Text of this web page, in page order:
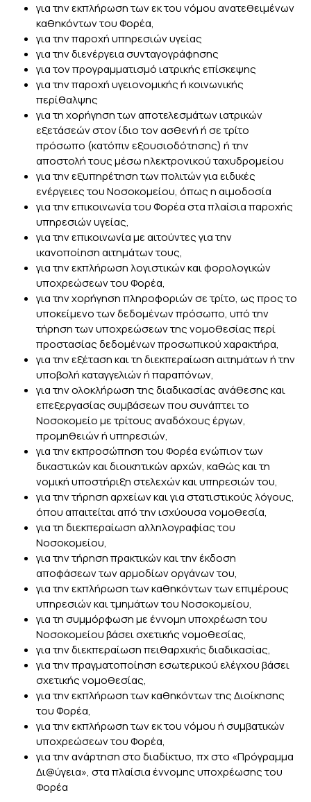
για την εκπλήρωση των εκ του νόμου ανατεθειμένων
καθηκόντων του Φορέα,
για την παροχή υπηρεσιών υγείας
για την διενέργεια συνταγογράφησης
για τον προγραμματισμό ιατρικής επίσκεψης
για την παροχή υγειονομικής ή κοινωνικής
περίθαλψης
για τη χορήγηση των αποτελεσμάτων ιατρικών
εξετάσεών στον ίδιο τον ασθενή ή σε τρίτο
πρόσωπο (κατόπιν εξουσιοδότησης) ή την
αποστολή τους μέσω ηλεκτρονικού ταχυδρομείου
για την εξυπηρέτηση των πολιτών για ειδικές
ενέργειες του Νοσοκομείου, όπως η αιμοδοσία
για την επικοινωνία του Φορέα στα πλαίσια παροχής
υπηρεσιών υγείας,
για την επικοινωνία με αιτούντες για την
ικανοποίηση αιτημάτων τους,
για την εκπλήρωση λογιστικών και φορολογικών
υποχρεώσεων του Φορέα,
για την χορήγηση πληροφοριών σε τρίτο, ως προς το
υποκείμενο των δεδομένων πρόσωπο, υπό την
τήρηση των υποχρεώσεων της νομοθεσίας περί
προστασίας δεδομένων προσωπικού χαρακτήρα,
για την εξέταση και τη διεκπεραίωση αιτημάτων ή την
υποβολή καταγγελιών ή παραπόνων,
για την ολοκλήρωση της διαδικασίας ανάθεσης και
επεξεργασίας συμβάσεων που συνάπτει το
Νοσοκομείο με τρίτους αναδόχους έργων,
προμηθειών ή υπηρεσιών,
για την εκπροσώπηση του Φορέα ενώπιον των
δικαστικών και διοικητικών αρχών, καθώς και τη
νομική υποστήριξη στελεχών και υπηρεσιών του,
για την τήρηση αρχείων και για στατιστικούς λόγους,
όπου απαιτείται από την ισχύουσα νομοθεσία,
για τη διεκπεραίωση αλληλογραφίας του
Νοσοκομείου,
για την τήρηση πρακτικών και την έκδοση
αποφάσεων των αρμοδίων οργάνων του,
για την εκπλήρωση των καθηκόντων των επιμέρους
υπηρεσιών και τμημάτων του Νοσοκομείου,
για τη συμμόρφωση με έννομη υποχρέωση του
Νοσοκομείου βάσει σχετικής νομοθεσίας,
για την διεκπεραίωση πειθαρχικής διαδικασίας,
για την πραγματοποίηση εσωτερικού ελέγχου βάσει
σχετικής νομοθεσίας,
για την εκπλήρωση των καθηκόντων της Διοίκησης
του Φορέα,
για την εκπλήρωση των εκ του νόμου ή συμβατικών
υποχρεώσεων του Φορέα,
για την ανάρτηση στο διαδίκτυο, πχ στο «Πρόγραμμα
Δι@ύγεια», στα πλαίσια έννομης υποχρέωσης του
Φορέα